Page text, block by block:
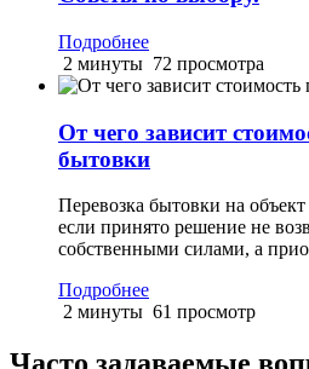
Подробнее
2 минуты 72 просмотра
От чего зависит
бытовки
Перевозка бытовки на
если принято решение не
собственными силами, а
Подробнее
2 минуты 61 просмотр